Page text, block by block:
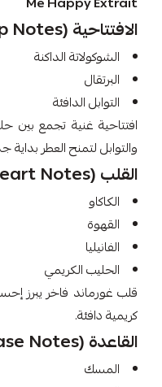
الافتتاحية (Top Notes)
الشوكولاتة الداكنة
البرتقال
التوابل الدافئة
افتتاحية غنية تجمع بين
والتوابل لتمنح العطر بداية
القلب (Heart Notes)
الكاكاو
القهوة
الفانيليا
الحليب الكريمي
قلب غورماند فاخر يبرز
كريمية دافئة.
القاعدة (Base Notes)
المسك